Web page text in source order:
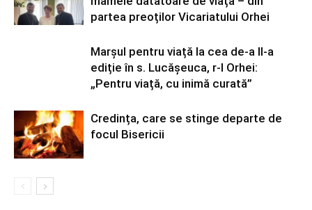
partea preoților Vicariatului Orhei
Marșul pentru viață la cea de-a II-a
ediție în s. Lucășeuca, r-l Orhei:
„Pentru viață, cu inimă curată”
Credința, care se stinge departe de
focul Bisericii